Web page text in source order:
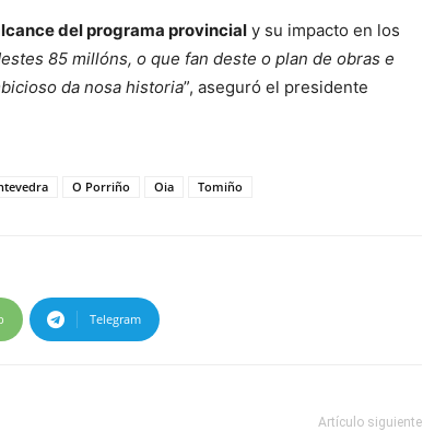
del programa provincial y su impacto en los
85 millóns, o que fan deste o plan de obras e
da nosa historia”, aseguró el presidente
O Porriño Oia Tomiño
Telegram
Artículo siguiente